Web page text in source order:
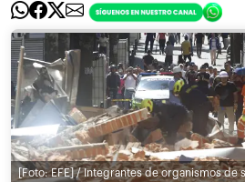
[Foto: EFE] / Integrantes de organismos de